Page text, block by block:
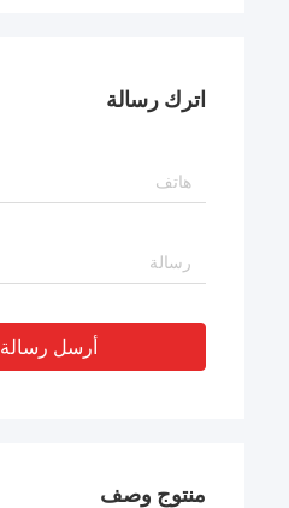
اترك رسالة
أرسل رسالة
منتوج وصف